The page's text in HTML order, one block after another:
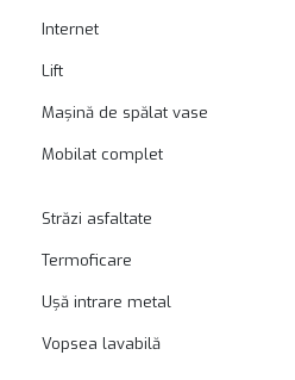
Internet
Lift
Mașină de spălat vase
Mobilat complet
Străzi asfaltate
Termoficare
Ușă intrare metal
Vopsea lavabilă